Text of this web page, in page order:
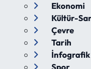
Ekonomi
Kültür-
Çevre
Tarih
İnfografik
Spor